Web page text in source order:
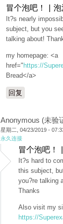
冒个泡吧！ | 泡
It?s nearly
subject, but you
talking about!
my homepage: <a
href=" https://
Bread</a>
回复
Anonymous (未验
星期二, 04/23/2019 -
永久连接
冒个泡吧！
It?s hard to
this subject,
you?re talking
Thanks
Also visit my
https://